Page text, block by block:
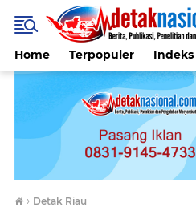
Home Terpopuler Indeks
› Detak Riau